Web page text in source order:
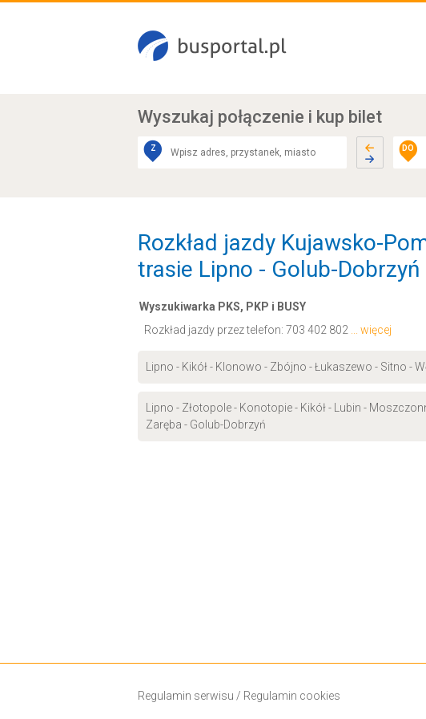
Wyszukaj połączenie i kup bilet
Z DO
Rozkład jazdy Kujawsko-
trasie Lipno - Golub-Dobrzyń
Wyszukiwarka PKS, PKP i BUSY
Rozkład jazdy przez telefon: 703 402 802 ... więcej
Lipno - Kikół - Klonowo - Zbójno - Łukaszewo - Sitno -
Lipno - Złotopole - Konotopie - Kikół - Lubin -
Zaręba - Golub-Dobrzyń
Regulamin serwisu / Regulamin cookies